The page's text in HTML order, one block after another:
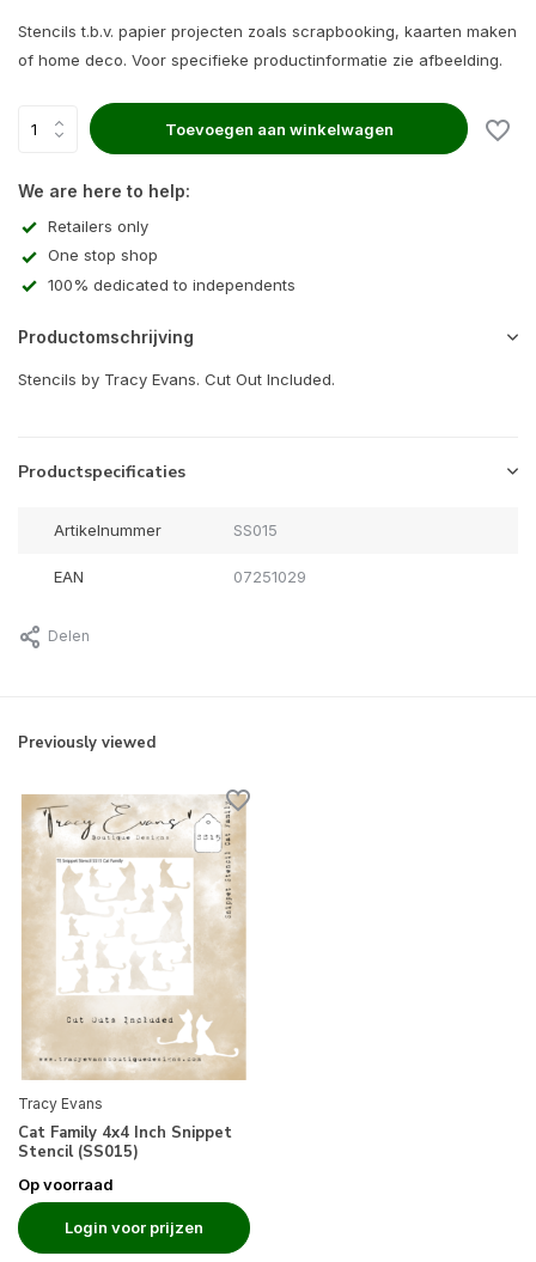
Stencils t.b.v. papier projecten zoals scrapbooking, kaarten maken
of home deco. Voor specifieke productinformatie zie afbeelding.
Toevoegen aan winkelwagen
We are here to help:
Retailers only
One stop shop
100% dedicated to independents
Productomschrijving
Stencils by Tracy Evans. Cut Out Included.
Productspecificaties
Artikelnummer SS015
EAN 07251029
Delen
Previously viewed
Tracy Evans
Cat Family 4x4 Inch Snippet
Stencil (SS015)
Op voorraad
Login voor prijzen